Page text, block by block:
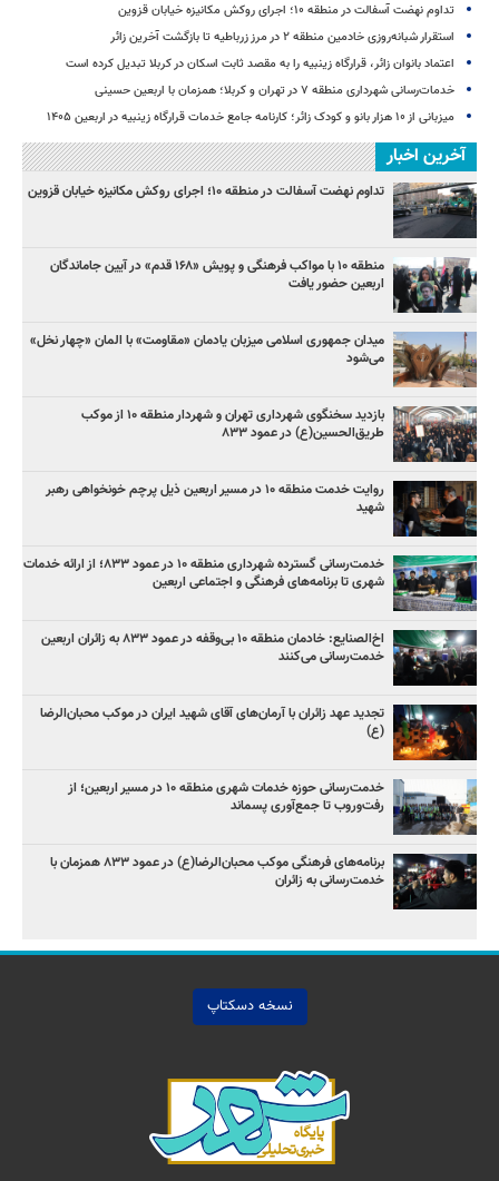
تداوم نهضت آسفالت در منطقه ۱۰؛ اجرای روکش مکانیزه خیابان قزوین
استقرار شبانه‌روزی خادمین منطقه ۲ در مرز زرباطیه تا بازگشت آخرین زائر
اعتماد بانوان زائر، قرارگاه زینبیه را به مقصد ثابت اسکان در کربلا تبدیل کرده است
خدمات‌رسانی شهرداری منطقه ۷ در تهران و کربلا؛ همزمان با اربعین حسینی
میزبانی از ۱۰ هزار بانو و کودک زائر؛ کارنامه جامع خدمات قرارگاه زینبیه در اربعین ۱۴۰۵
آخرین اخبار
تداوم نهضت آسفالت در منطقه ۱۰؛ اجرای روکش مکانیزه خیابان قزوین
منطقه ۱۰ با مواکب فرهنگی و پویش «۱۶۸ قدم» در آیین جاماندگان
اربعین حضور یافت
میدان جمهوری اسلامی میزبان یادمان «مقاومت» با المان «چهار نخل»
می‌شود
بازدید سخنگوی شهرداری تهران و شهردار منطقه ۱۰ از موکب
طریق‌الحسین(ع) در عمود ۸۳۳
روایت خدمت منطقه ۱۰ در مسیر اربعین ذیل پرچم خونخواهی رهبر
شهید
خدمت‌رسانی گسترده شهرداری منطقه ۱۰ در عمود ۸۳۳؛ از ارائه خدمات
شهری تا برنامه‌های فرهنگی و اجتماعی اربعین
اخ‌الصنایع: خادمان منطقه ۱۰ بی‌وقفه در عمود ۸۳۳ به زائران اربعین
خدمت‌رسانی می‌کنند
تجدید عهد زائران با آرمان‌های آقای شهید ایران در موکب محبان‌الرضا
(ع)
خدمت‌رسانی حوزه خدمات شهری منطقه ۱۰ در مسیر اربعین؛ از
رفت‌وروب تا جمع‌آوری پسماند
برنامه‌های فرهنگی موکب محبان‌الرضا(ع) در عمود ۸۳۳ همزمان با
خدمت‌رسانی به زائران
نسخه دسکتاپ